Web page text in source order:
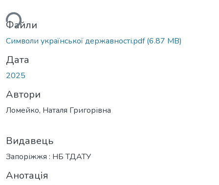
Файли
Символи української державності.pdf(6.87 MB)
Дата
2025
Автори
Ломейко, Наталя Григорівна
Видавець
Запоріжжя : НБ ТДАТУ
Анотація